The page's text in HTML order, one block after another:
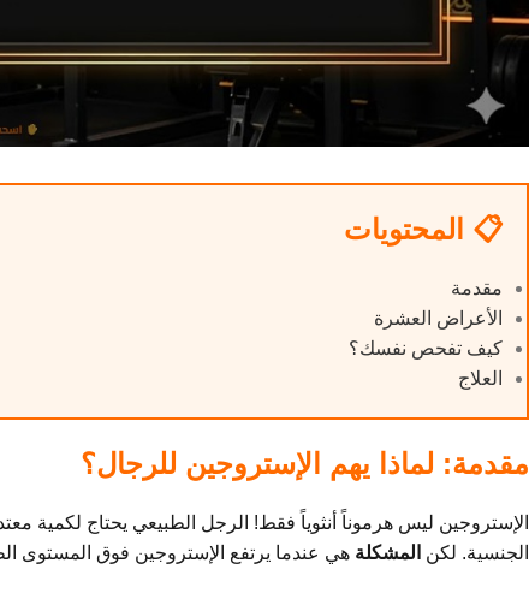
📋 المحتويات
مقدمة
الأعراض العشرة
كيف تفحص نفسك؟
العلاج
مقدمة: لماذا يهم الإستروجين للرجال؟
الإستروجين ليس هرموناً أنثوياً فقط! الرجل الطبيعي يحتاج لكمية
الجنسية. لكن المشكلة هي عندما يرتفع الإستروجين فوق المستوى